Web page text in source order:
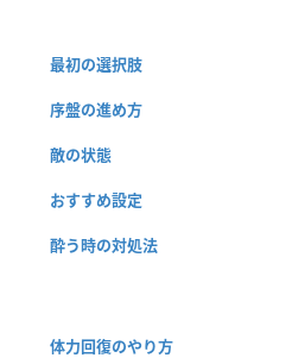
最初の選択肢
序盤の進め方
敵の状態
おすすめ設定
酔う時の対処法
体力回復のやり方